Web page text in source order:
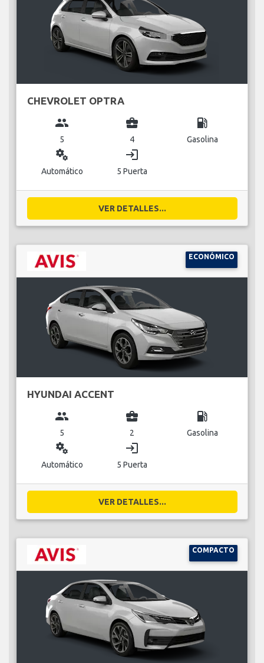
CHEVROLET OPTRA
group
5
business_center
4
local_gas_station
Gasolina
miscellaneous_services
Automático
login
5 Puerta
VER DETALLES...
ECONÓMICO
HYUNDAI ACCENT
group
5
business_center
2
local_gas_station
Gasolina
miscellaneous_services
Automático
login
5 Puerta
VER DETALLES...
COMPACTO